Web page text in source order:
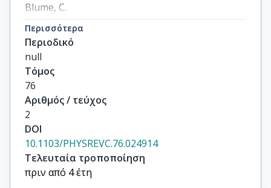
Blume, C.
Boimska, B.
Botje, M.
Bracinik, J.
Bramm, R.
Bunčić, P.
Cerny, V.
Christakoglou, P.
Chung, P.
Chvala, O.
Cramer, J.G.
Csató, P.
Dinkelaker, P.
Περισσότερα
Περιοδικό
null
Τόμος
76
Αριθμός / τεύχος
2
DOI
10.1103/PHYSREVC.76.024914
Τελευταία τροποποίηση
πριν από 4 έτη